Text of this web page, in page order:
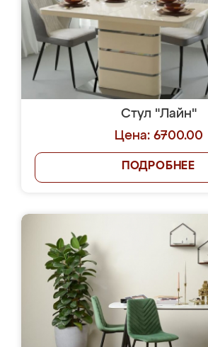
Стул "Лайн"
Цена: 6700.00
ПОДРОБНЕЕ